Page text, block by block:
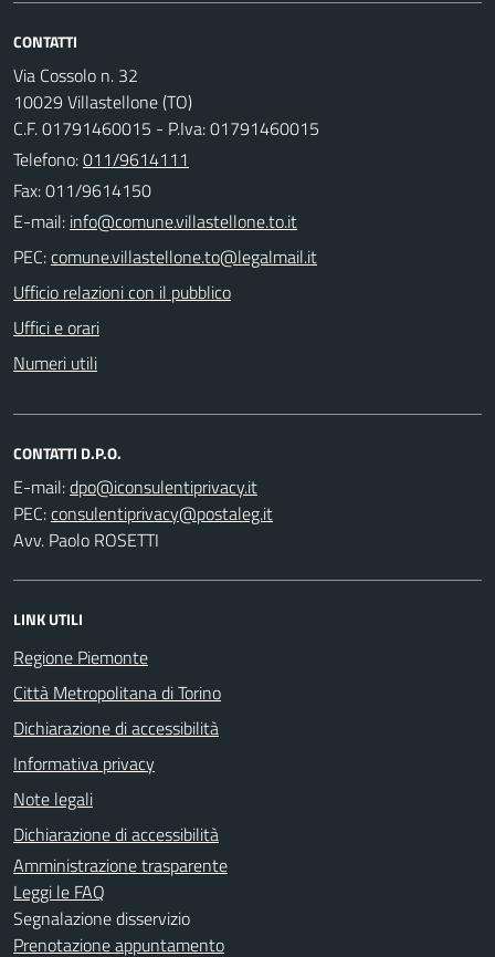
CONTATTI
Via Cossolo n. 32
10029 Villastellone (TO)
C.F. 01791460015 - P.Iva: 01791460015
Telefono:011/9614111
Fax: 011/9614150
E-mail:
PEC:
Ufficio relazioni con il pubblico
Uffici e orari
Numeri utili
CONTATTI D.P.O.
E-mail:
PEC:
Avv. Paolo ROSETTI
LINK UTILI
Regione Piemonte
Città Metropolitana di Torino
Dichiarazione di accessibilità
Informativa privacy
Note legali
Dichiarazione di accessibilità
Amministrazione trasparente
Leggi le FAQ
Segnalazione disservizio
Prenotazione appuntamento